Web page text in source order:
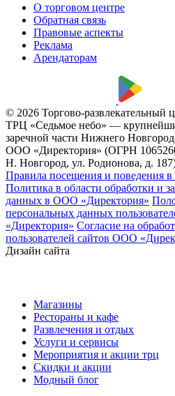
О торговом центре
Обратная связь
Правовые аспекты
Реклама
Арендаторам
© 2026 Торгово-развлекательный
ТРЦ «Седьмое небо» —
заречной части Нижнего
ООО «Директория» (ОГРН
Н. Новгород, ул. Родионова, д.
Правила посещения и поведения
Политика в области обработки и
данных в ООО «Директория»
персональных данных
«Директория» Согласие на
пользователей сайтов ООО
Дизайн сайта
Магазины
Рестораны и кафе
Развлечения и отдых
Услуги и сервисы
Мероприятия и акции трц
Скидки и акции
Модный блог